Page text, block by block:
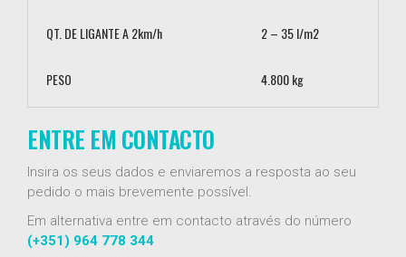
QT. DE LIGANTE A 2km/h 2 – 35 l/m2
PESO 4.800 kg
ENTRE EM CONTACTO
Insira os seus dados e enviaremos a resposta ao seu
pedido o mais brevemente possível.
Em alternativa entre em contacto através do número
(+351) 964 778 344